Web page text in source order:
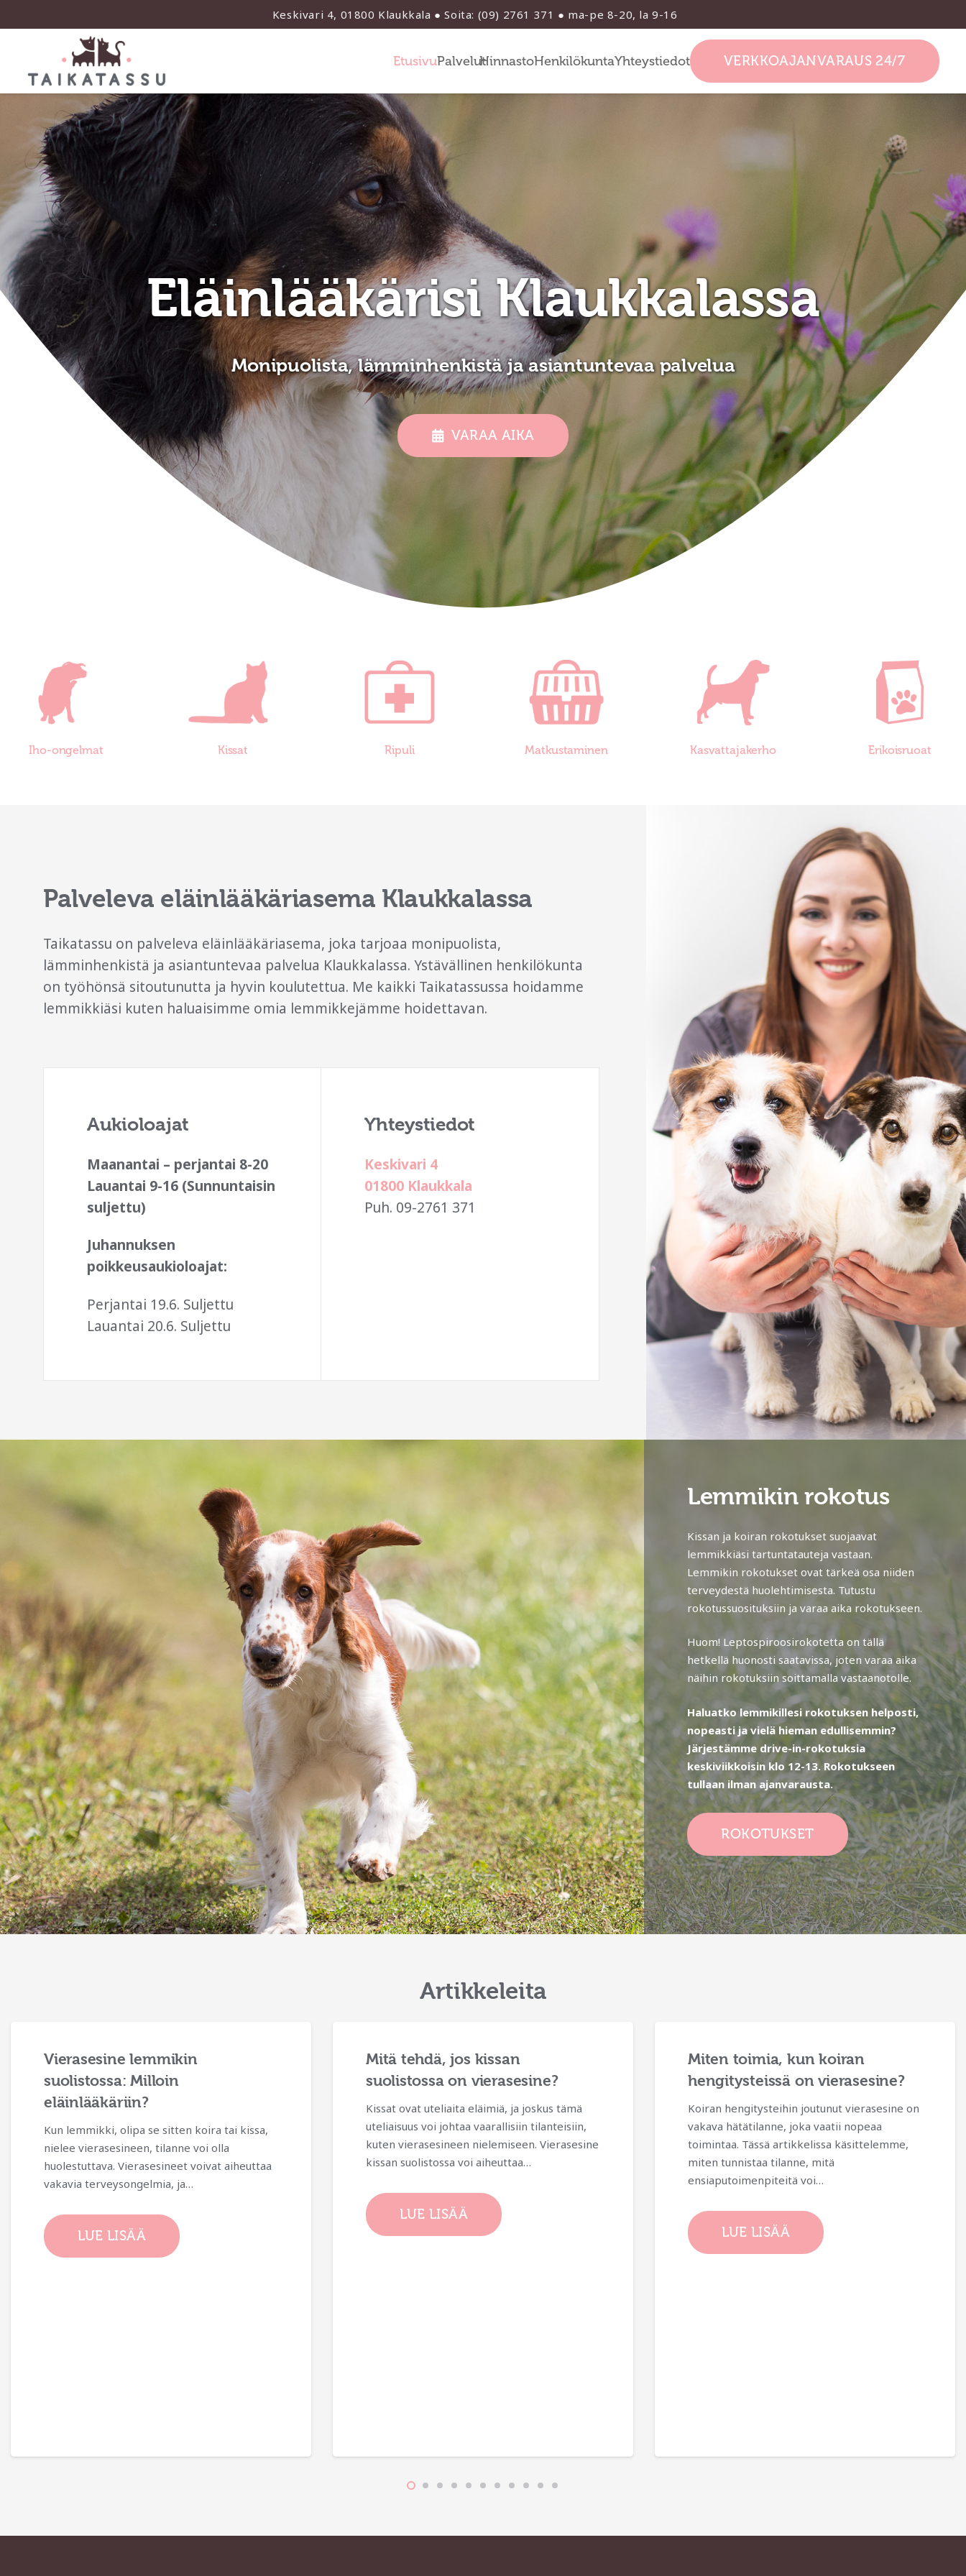
Keskivari 4, 01800 Klaukkala ● Soita: (09) 2761 371 ● ma-pe 8-20, la 9-16
EtusivuPalvelutHinnastoHenkilökuntaYhteystiedot VERKKOAJANVARAUS 24/7
Eläinlääkärisi Klaukkalassa
Monipuolista, lämminhenkistä ja asiantuntevaa palvelua
VARAA AIKA
Iho-ongelmat Kissat Ripuli Matkustaminen Kasvattajakerho Erikoisruoat
Palveleva eläinlääkäriasema Klaukkalassa
Taikatassu on palveleva eläinlääkäriasema, joka tarjoaa monipuolista,
lämminhenkistä ja asiantuntevaa palvelua Klaukkalassa. Ystävällinen henkilökunta
on työhönsä sitoutunutta ja hyvin koulutettua. Me kaikki Taikatassussa hoidamme
lemmikkiäsi kuten haluaisimme omia lemmikkejämme hoidettavan.
Aukioloajat
Maanantai – perjantai 8-20
Lauantai 9-16 (Sunnuntaisin
suljettu)
Juhannuksen
poikkeusaukioloajat:
Perjantai 19.6. Suljettu
Lauantai 20.6. Suljettu
Yhteystiedot
Keskivari 4
01800 Klaukkala
Puh. 09-2761 371
Lemmikin rokotus
Kissan ja koiran rokotukset suojaavat
lemmikkiäsi tartuntatauteja vastaan.
Lemmikin rokotukset ovat tärkeä osa niiden
terveydestä huolehtimisesta. Tutustu
rokotussuosituksiin ja varaa aika rokotukseen.
Huom! Leptospiroosirokotetta on tällä
hetkellä huonosti saatavissa, joten varaa aika
näihin rokotuksiin soittamalla vastaanotolle.
Haluatko lemmikillesi rokotuksen helposti,
nopeasti ja vielä hieman edullisemmin?
Järjestämme drive-in-rokotuksia
keskiviikkoisin klo 12-13. Rokotukseen
tullaan ilman ajanvarausta.
ROKOTUKSET
Artikkeleita
Mitä tehdä, jos kissan
suolistossa on vierasesine?
Kissat ovat uteliaita eläimiä, ja joskus tämä
uteliaisuus voi johtaa vaarallisiin tilanteisiin,
kuten vierasesineen nielemiseen. Vierasesine
kissan suolistossa voi aiheuttaa…
LUE LISÄÄ
Miten toimia, kun koiran
hengitysteissä on vierasesine?
Koiran hengitysteihin joutunut vierasesine on
vakava hätätilanne, joka vaatii nopeaa
toimintaa. Tässä artikkelissa käsittelemme,
miten tunnistaa tilanne, mitä
LUE LISÄÄ
Mitkä ovat yleisimmät
myrkytysoireet kissalla ja
koiralla?
Lemmikit, kuten kissat ja koirat, ovat uteliaita
olentoja, jotka saattavat vahingossa altistua
myrkyllisille aineille. On tärkeää tunnistaa
myrkytysoireet ajoissa, jotta…
LUE LISÄÄ